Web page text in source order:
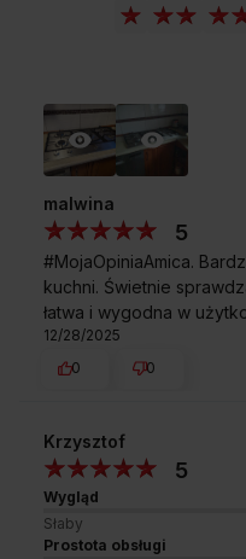
STABILNE RUSZTY
Bezpieczeństwo i
przeszłość. W płytach
nowoczesne, mocne i w
dla wygody możesz myć w
przesunąć garnek, zrobisz
przesunie się ruszt.
wygodzie.
malwina
5
#MojaOpiniaAmica.
kuchni. Świetnie
łatwa i wygodna w
12/28/2025
0
0
Krzysztof
5
Wygląd
Słaby
Prostota obsługi